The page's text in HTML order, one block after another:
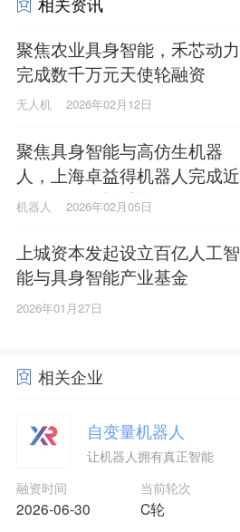
聚焦农业具身智能，禾芯动力
完成数千万元天使轮融资
无人机 2026年02月12日
聚焦具身智能与高仿生机器
人，上海卓益得机器人完成近
亿元Pre-A+轮融资
机器人 2026年02月05日
上城资本发起设立百亿人工智
能与具身智能产业基金
2026年01月27日
相关企业
自变量机器人
让机器人拥有真正智能
融资时间
2026-06-30
当前轮次
C轮